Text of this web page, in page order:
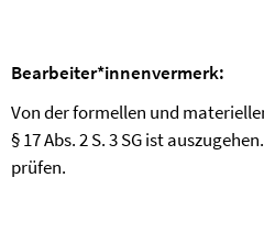
Bearbeiter*innenvermerk:
Von der formellen und
§ 17 Abs. 2 S. 3 SG ist
prüfen.